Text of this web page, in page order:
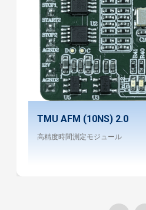
TMU AFM (10NS) 2.0
高精度時間測定モジュール